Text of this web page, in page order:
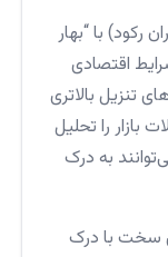
رکود) با “بهار
اقتصادی
تنزیل بالاتری
بازار را تحلیل
به درک
سخت با درک